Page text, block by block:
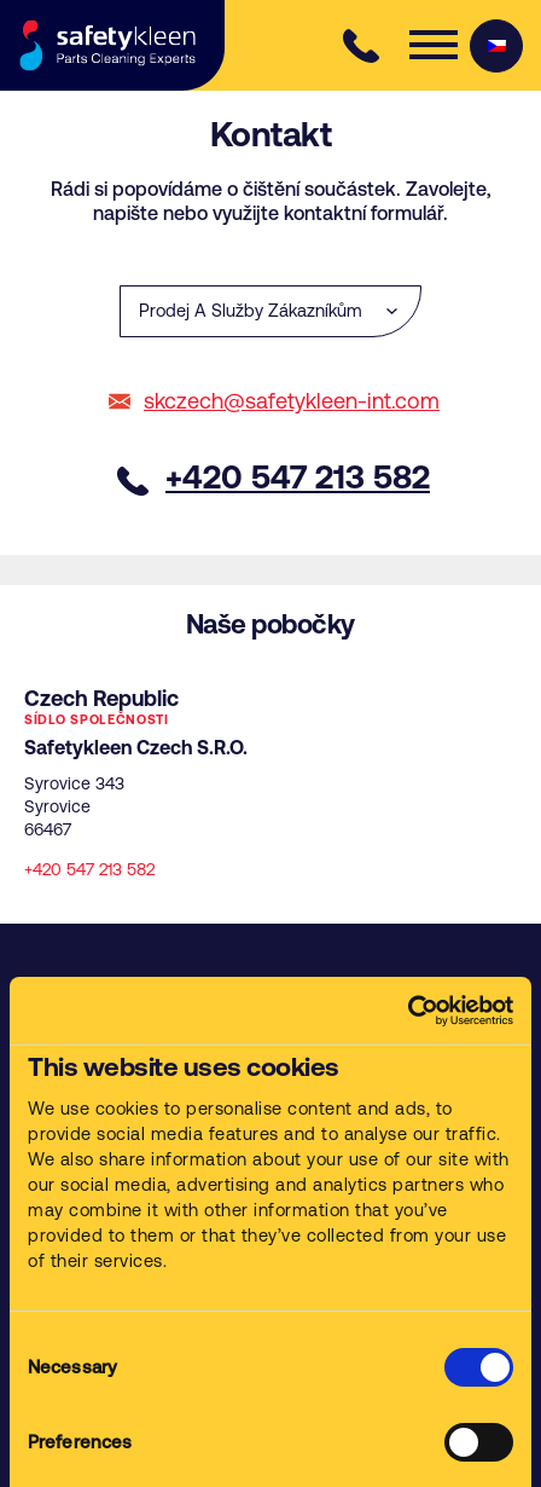
This website uses cookies
We use cookies to personalise content and ads, to
provide social media features and to analyse our traffic.
We also share information about your use of our site with
our social media, advertising and analytics partners who
may combine it with other information that you’ve
provided to them or that they’ve collected from your use
of their services.
Necessary
Preferences
Kontakt
Rádi si popovídáme o čištění součástek. Zavolejte,
napište nebo využijte kontaktní formulář.
skczech@safetykleen-int.com
+420 547 213 582
Naše pobočky
Czech Republic
SÍDLO SPOLEČNOSTI
Safetykleen Czech S.R.O.
Syrovice 343
Syrovice
66467
+420 547 213 582
Komplexní služby v oblasti čištění
Ošetřování povrchů a aplikace chemických přípravků pro firmy
vymyslet řešení šité vám na míru.
Vyžádejte si bezplatnou konzultaci
Služby
Nakládání s Odpady